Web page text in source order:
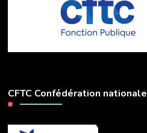
CFTC Confédération nationale